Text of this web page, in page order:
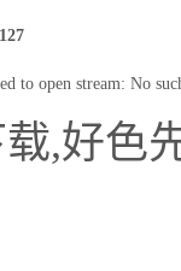
127
to open stream: No
,好色